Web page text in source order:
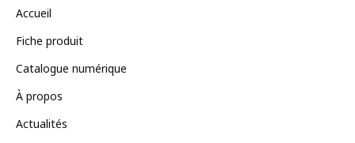
Accueil
Fiche produit
Catalogue numérique
À propos
Actualités